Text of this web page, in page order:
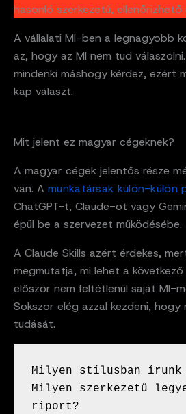
hasonló szerkezetű,
A vállalati MI-ben a legnagyobb
az, hogy az MI nem tud
mindenki máshogy kérdez, ezért
kap választ.
Mit jelent ez magyar cégeknek?
A magyar cégek jelentős része
van. A munkatársak külön-külön
ChatGPT-t, Claude-ot vagy
épül be a szervezet működésébe.
A Claude Skills azért érdekes,
megmutatja, mi lehet a
először nem feltétlenül saját MI-
Sokszor elég azzal kezdeni,
tudását.
Milyen stílusban írunk
Milyen szerkezetű
riport?